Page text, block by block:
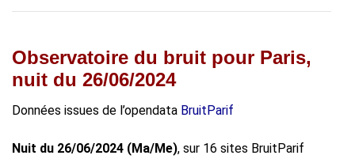
Observatoire du bruit pour Paris,
nuit du 26/06/2024
Données issues de l’opendata BruitParif
Nuit du 26/06/2024 (Ma/Me), sur 16 sites BruitParif